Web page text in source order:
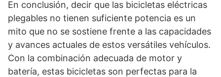
En conclusión, decir que las bicicletas eléctricas
plegables no tienen suficiente potencia es un
mito que no se sostiene frente a las capacidades
y avances actuales de estos versátiles vehículos.
Con la combinación adecuada de motor y
batería, estas bicicletas son perfectas para la